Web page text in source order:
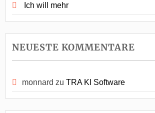
Ich will mehr
NEUESTE KOMMENTARE
monnard zuTRA KI Software